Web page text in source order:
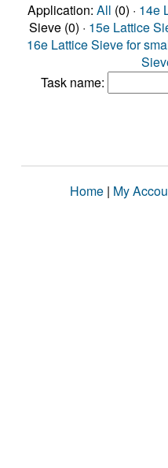
Application: All (0) · 14e
Sieve (0) · 15e Lattice
16e Lattice Sieve for
Task name:
Home | My